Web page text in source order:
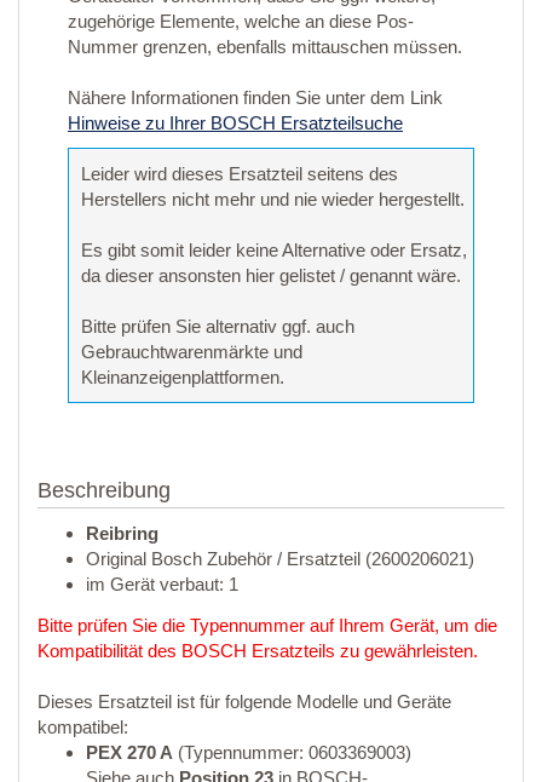
zugehörige Elemente, welche an diese Pos-
Nummer grenzen, ebenfalls mittauschen müssen.
Nähere Informationen finden Sie unter dem Link
Hinweise zu Ihrer BOSCH Ersatzteilsuche
Leider wird dieses Ersatzteil seitens des
Herstellers nicht mehr und nie wieder hergestellt.
Es gibt somit leider keine Alternative oder Ersatz,
da dieser ansonsten hier gelistet / genannt wäre.
Bitte prüfen Sie alternativ ggf. auch
Gebrauchtwarenmärkte und
Kleinanzeigenplattformen.
Beschreibung
Reibring
Original Bosch Zubehör / Ersatzteil (2600206021)
im Gerät verbaut: 1
Bitte prüfen Sie die Typennummer auf Ihrem Gerät, um die
Kompatibilität des BOSCH Ersatzteils zu gewährleisten.
Dieses Ersatzteil ist für folgende Modelle und Geräte
kompatibel:
PEX 270 A (Typennummer: 0603369003)
Siehe auch Position 23 in BOSCH-